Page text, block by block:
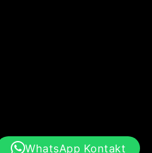
kaufen
WhatsApp Kontakt